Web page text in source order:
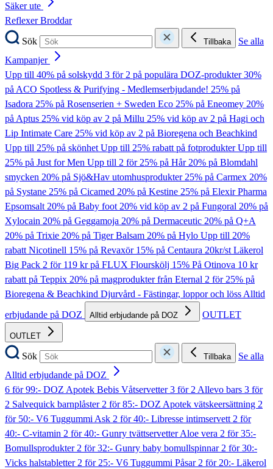
Säker ute
ReflexerBroddar
Sök
Tillbaka
Se alla
Kampanjer
Upp till 40% på solskydd 3 för 2 på populära DOZ-produkter30%
på ACO Spotless & Purifying - Medlemserbjudande! 25% på
Isadora 25% på Rosenserien + Sweden Eco 25% på Eneomey 20%
på Aptus 25% vid köp av 2 på Millu 25% vid köp av 2 på Hagi och
Lip Intimate Care 25% vid köp av 2 på Bioregena och Beachkind
Upp till 25% på skönhetUpp till 25% rabatt på fotprodukterUpp till
25% på Just for Men Upp till 2 för 25% på Hår20% på Blomdahl
smycken 20% på Sjö&Hav utomhusprodukter25% på Carmex 20%
på Systane 25% på Cicamed 20% på Kestine 25% på Elexir Pharma
Epsomsalt20% på Baby foot20% vid köp av 2 på Fungoral 20% på
Xylocain 20% på Geggamoja 20% på Dermaceutic 20% på Q+A
20% på Trixie 20% på Tiger Balsam 20% på Hylo Upp till 20%
rabatt Nicotinell 15% på Revaxör 15% på Centaura 20kr/st Läkerol
Big Pack 2 för 119 kr på FLUX Flourskölj 15% På Otinova 10 kr
rabatt på Teppix 20% på magprodukter från Eternal 2 för 25% på
Bioregena & Beachkind Djurvård - Fästingar, loppor och lössAlltid
erbjudande på DOZ
Alltid erbjudande på DOZ OUTLET
OUTLET
Sök Tillbaka
Se alla
Alltid erbjudande på DOZ
6 för 99:- DOZ Apotek Bebis Våtservetter3 för 2 Allevo bars 3 för
2 Salvequick barnplåster2 för 85:- DOZ Apotek vätskeersättning 2
för 50:- V6 Tuggummi Ask 2 för 40:- Libresse intimservett2 för
40:- C-vitamin 2 för 40:- Gunry tvättservetter Aloe vera 2 för 35:-
Bomullsprodukter2 för 32:- Gunry baby bomullspinnar2 för 30:-
Vicks halstabletter2 för 25:- V6 Tuggummi Påsar2 för 20:- Läkerol